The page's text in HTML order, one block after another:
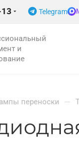
Telegram
и
переноски —